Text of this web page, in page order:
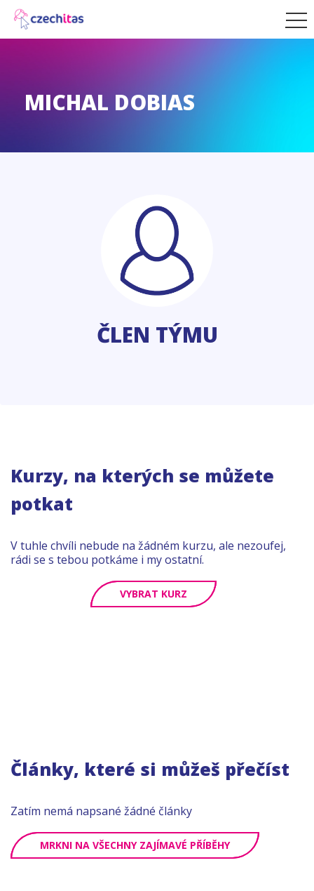
MICHAL DOBIAS
ČLEN TÝMU
Kurzy, na kterých se můžete
potkat
V tuhle chvíli nebude na žádném kurzu, ale nezoufej,
rádi se s tebou potkáme i my ostatní.
VYBRAT KURZ
Články, které si můžeš přečíst
Zatím nemá napsané žádné články
MRKNI NA VŠECHNY ZAJÍMAVÉ PŘÍBĚHY